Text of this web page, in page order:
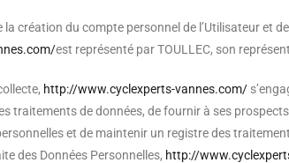
création du compte personnel de l’Utilisateur et
est représenté par TOULLEC, son
http://www.cyclexperts-vannes.com/
traitements de données, de fournir à ses
et de maintenir un registre des
des Données Personnelles, http://